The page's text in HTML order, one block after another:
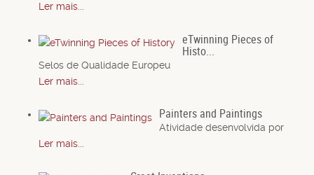
Ler mais...
eTwinning Pieces of
Histo...
Selos de Qualidade Europeu
Ler mais...
Painters and Paintings
Atividade desenvolvida por
Ler mais...